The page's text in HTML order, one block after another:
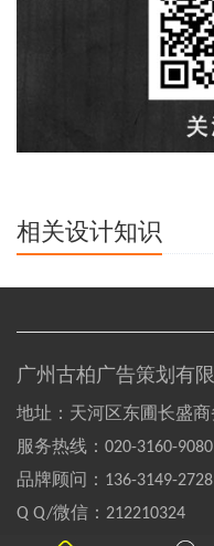
相关设计知识
广州古柏广告策划有
地址：天河区东圃长盛商
服务热线： 020-3160-
品牌顾问： 136-3149-
Q Q/微信： 212210324